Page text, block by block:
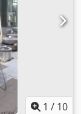
0.001° -
coolant
- 12 milling
-
Signal
tool
- Glass
1 / 10